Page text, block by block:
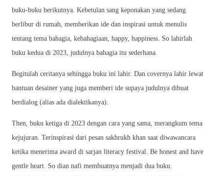
buku-buku berikutnya. Kebetulan sang keponakan yang sedang
berlibur di rumah, memberikan ide dan inspirasi untuk menulis
tentang tema bahagia, kebahagiaan, happy, happiness. So lahirlah
buku kedua di 2023, judulnya bahagia itu sederhana.
Begitulah ceritanya sehingga buku ini lahir. Dan covernya lahir lewat
bantuan desainer yang juga memberi ide supaya judulnya dibuat
berdialog (alias ada dialektikanya).
Then, buku ketiga di 2023 dengan cara yang sama, merangkum tema
kejujuran. Terinspirasi dari pesan sakhrukh khan saat diwawancara
ketika menerima award di sarjan literacy festival. Be honest and have
gentle heart. So dian nafi membuatnya menjadi dua buku.